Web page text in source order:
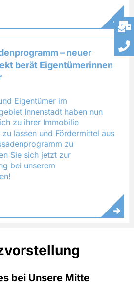
– neuer
berät Eigentümerinnen
Eigentümer im
Innenstadt haben nun
zu ihrer Immobilie
lassen und Fördermittel aus
zu
Sie sich jetzt zur
bei unserem
bei Unsere Mitte